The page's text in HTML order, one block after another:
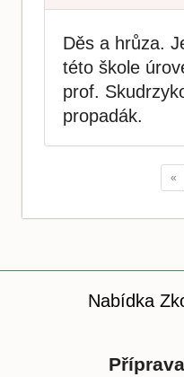
Děs a hrůza.
této škole
prof.
propadák.
«
Nabídka